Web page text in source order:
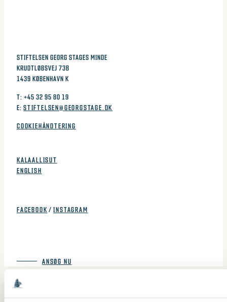
STIFTELSEN GEORG STAGES MINDE
KRUDTLØBSVEJ 73B
1439 KØBENHAVN K
T: +45 32 95 80 19
E: STIFTELSEN@GEORGSTAGE.DK
COOKIEHÅNDTERING
KALAALLISUT
ENGLISH
FACEBOOK /INSTAGRAM
ANSØG NU